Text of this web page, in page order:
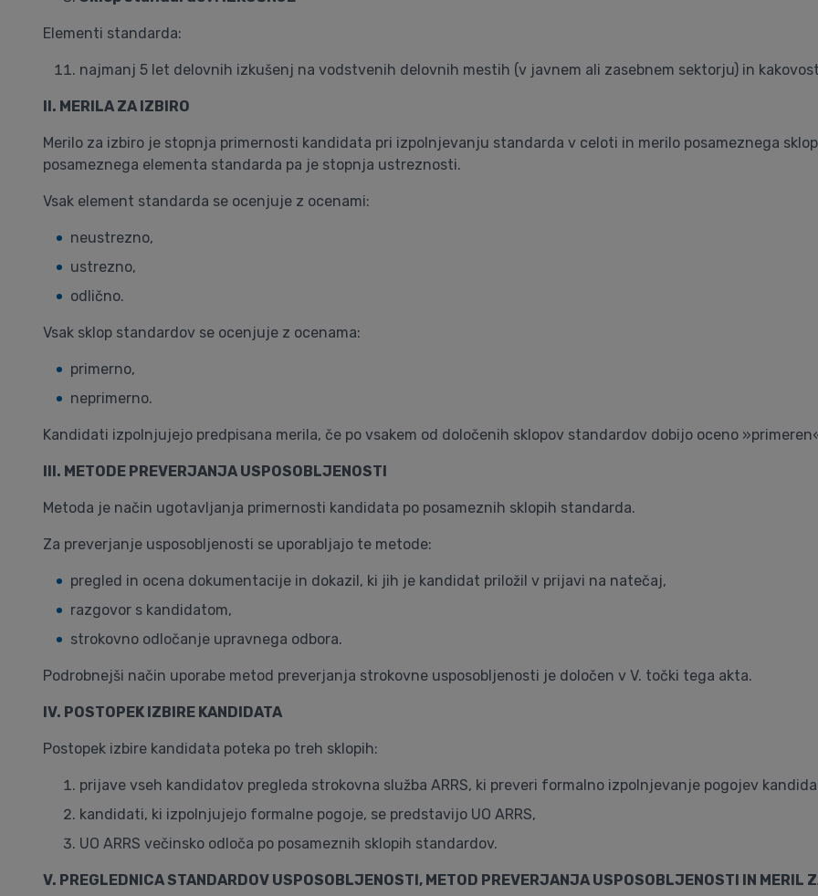
Elementi standarda:
najmanj 5 let delovnih izkušenj na vodstvenih delovnih mestih (v javnem ali zasebnem sektorju) in
II. MERILA ZA IZBIRO
Merilo za izbiro je stopnja primernosti kandidata pri izpolnjevanju standarda v celoti in merilo posameznega
posameznega elementa standarda pa je stopnja ustreznosti.
Vsak element standarda se ocenjuje z ocenami:
neustrezno,
ustrezno,
odlično.
Vsak sklop standardov se ocenjuje z ocenama:
primerno,
neprimerno.
Kandidati izpolnjujejo predpisana merila, če po vsakem od določenih sklopov standardov dobijo oceno
III. METODE PREVERJANJA USPOSOBLJENOSTI
Metoda je način ugotavljanja primernosti kandidata po posameznih sklopih standarda.
Za preverjanje usposobljenosti se uporabljajo te metode:
pregled in ocena dokumentacije in dokazil, ki jih je kandidat priložil v prijavi na natečaj,
razgovor s kandidatom,
strokovno odločanje upravnega odbora.
Podrobnejši način uporabe metod preverjanja strokovne usposobljenosti je določen v V. točki tega akta.
IV. POSTOPEK IZBIRE KANDIDATA
Postopek izbire kandidata poteka po treh sklopih:
prijave vseh kandidatov pregleda strokovna služba ARRS, ki preveri formalno izpolnjevanje pogojev
kandidati, ki izpolnjujejo formalne pogoje, se predstavijo UO ARRS,
UO ARRS večinsko odloča po posameznih sklopih standardov.
V. PREGLEDNICA STANDARDOV USPOSOBLJENOSTI, METOD PREVERJANJA USPOSOBLJENOSTI IN MERIL